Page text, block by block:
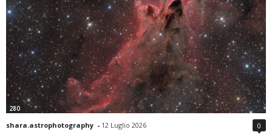
280
shara.astrophotography - 12 Luglio 2026 0